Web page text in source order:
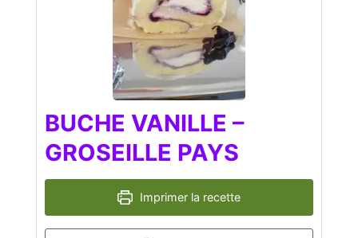
BUCHE VANILLE –
GROSEILLE PAYS
Imprimer la recette